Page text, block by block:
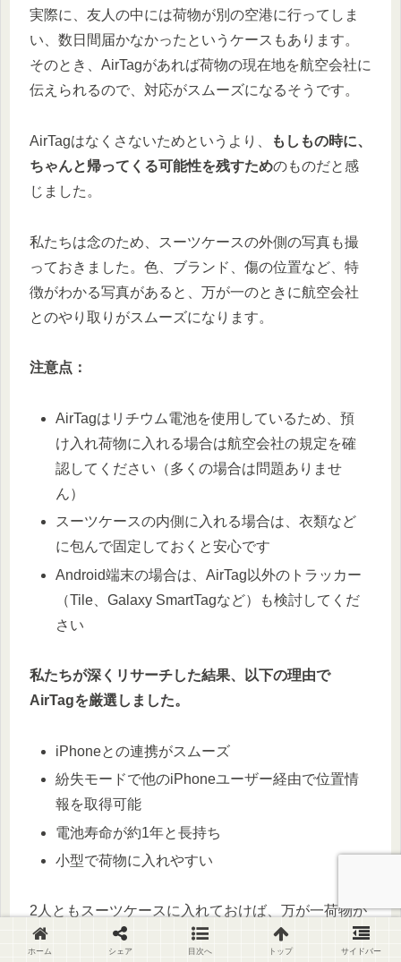
実際に、友人の中には荷物が別の空港に行ってしま
い、数日間届かなかったというケースもあります。
そのとき、AirTagがあれば荷物の現在地を航空会社に
伝えられるので、対応がスムーズになるそうです。
AirTagはなくさないためというより、
もしもの時に、
ちゃんと帰ってくる可能性を残すためのものだと感
じました。
私たちは念のため、スーツケースの外側の写真も撮
っておきました。色、ブランド、傷の位置など、特
徴がわかる写真があると、万が一のときに航空会社
とのやり取りがスムーズになります。
注意点：
AirTagはリチウム電池を使用しているため、預
け入れ荷物に入れる場合は航空会社の規定を確
認してください（多くの場合は問題ありませ
ん）
スーツケースの内側に入れる場合は、衣類など
に包んで固定しておくと安心です
Android端末の場合は、AirTag以外のトラッカー
（Tile、Galaxy SmartTagなど）も検討してくだ
さい
私たちが深くリサーチした結果、以下の理由で
AirTagを厳選しました。
iPhoneとの連携がスムーズ
紛失モードで他のiPhoneユーザー経由で位置情
報を取得可能
電池寿命が約1年と長持ち
小型で荷物に入れやすい
2人ともスーツケースに入れておけば、万が一荷物が
別々になっても、それぞれ追跡できます。
ホーム シェア 目次へ トップ サイドバー